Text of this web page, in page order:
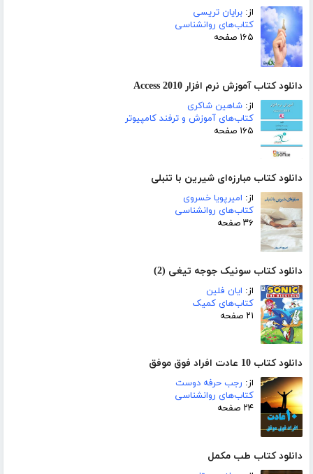
از: برایان تریسی
کتاب‌های روانشناسی
۱۶۵ صفحه
دانلود کتاب آموزش نرم افزار Access 2010
از: شاهین شاکری
کتاب‌های آموزش و ترفند کامپیوتر
۱۶۵ صفحه
دانلود کتاب مبارزه‌ای شیرین با تنبلی
از: امیرپویا خسروی
کتاب‌های روانشناسی
۳۶ صفحه
دانلود کتاب سونیک جوجه تیغی (2)
از: ایان فلین
کتاب‌های کمیک
۲۱ صفحه
دانلود کتاب 10 عادت افراد فوق موفق
از: رجب حرفه دوست
کتاب‌های روانشناسی
۲۴ صفحه
دانلود کتاب طب مکمل